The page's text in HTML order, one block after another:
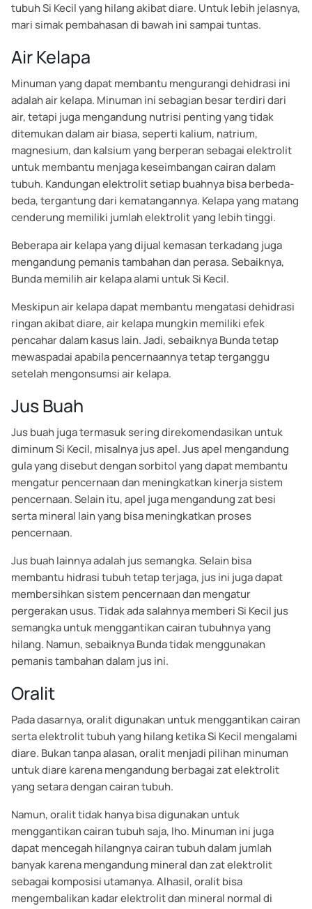
tubuh Si Kecil yang hilang akibat diare. Untuk lebih jelasnya,
mari simak pembahasan di bawah ini sampai tuntas.
Air Kelapa
Minuman yang dapat membantu mengurangi dehidrasi ini
adalah air kelapa. Minuman ini sebagian besar terdiri dari
air, tetapi juga mengandung nutrisi penting yang tidak
ditemukan dalam air biasa, seperti kalium, natrium,
magnesium, dan kalsium yang berperan sebagai elektrolit
untuk membantu menjaga keseimbangan cairan dalam
tubuh. Kandungan elektrolit setiap buahnya bisa berbeda-
beda, tergantung dari kematangannya. Kelapa yang matang
cenderung memiliki jumlah elektrolit yang lebih tinggi.
Beberapa air kelapa yang dijual kemasan terkadang juga
mengandung pemanis tambahan dan perasa. Sebaiknya,
Bunda memilih air kelapa alami untuk Si Kecil.
Meskipun air kelapa dapat membantu mengatasi dehidrasi
ringan akibat diare, air kelapa mungkin memiliki efek
pencahar dalam kasus lain. Jadi, sebaiknya Bunda tetap
mewaspadai apabila pencernaannya tetap terganggu
setelah mengonsumsi air kelapa.
Jus Buah
Jus buah juga termasuk sering direkomendasikan untuk
diminum Si Kecil, misalnya jus apel. Jus apel mengandung
gula yang disebut dengan sorbitol yang dapat membantu
mengatur pencernaan dan meningkatkan kinerja sistem
pencernaan. Selain itu, apel juga mengandung zat besi
serta mineral lain yang bisa meningkatkan proses
pencernaan.
Jus buah lainnya adalah jus semangka. Selain bisa
membantu hidrasi tubuh tetap terjaga, jus ini juga dapat
membersihkan sistem pencernaan dan mengatur
pergerakan usus. Tidak ada salahnya memberi Si Kecil jus
semangka untuk menggantikan cairan tubuhnya yang
hilang. Namun, sebaiknya Bunda tidak menggunakan
pemanis tambahan dalam jus ini.
Oralit
Pada dasarnya, oralit digunakan untuk menggantikan cairan
serta elektrolit tubuh yang hilang ketika Si Kecil mengalami
diare. Bukan tanpa alasan, oralit menjadi pilihan minuman
untuk diare karena mengandung berbagai zat elektrolit
yang setara dengan cairan tubuh.
Namun, oralit tidak hanya bisa digunakan untuk
menggantikan cairan tubuh saja, lho. Minuman ini juga
dapat mencegah hilangnya cairan tubuh dalam jumlah
banyak karena mengandung mineral dan zat elektrolit
sebagai komposisi utamanya. Alhasil, oralit bisa
mengembalikan kadar elektrolit dan mineral normal di